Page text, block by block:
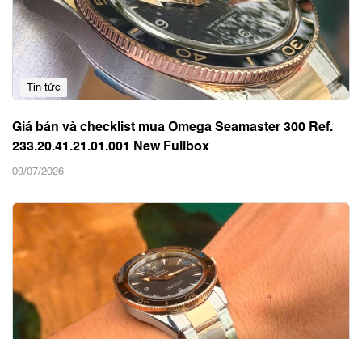
Tin tức
Giá bán và checklist mua Omega Seamaster 300 Ref.
233.20.41.21.01.001 New Fullbox
09/07/2026